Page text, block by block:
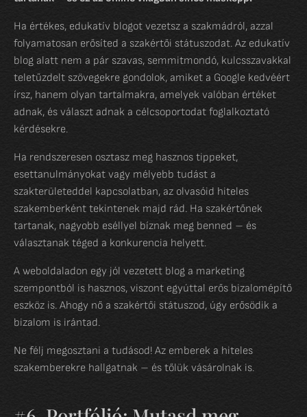
Ha értékes, edukatív blogot vezetsz a szakmádról, azzal
folyamatosan erősíted a szakértői státuszodat. Az edukatív
blog alatt nem a pár szavas, semmitmondó, kulcsszavakkal
teletűzdelt szövegekre gondolok, amiket a Google kedvéért
írsz, hanem olyan tartalmakra, amelyek valóban értéket
adnak, és választ adnak a célcsoportodat foglalkoztató
kérdésekre.
Ha rendszeresen osztasz meg hasznos tippeket,
esettanulmányokat vagy mélyebb tudást a
szakterületeddel kapcsolatban, az olvasóid hiteles
szakemberként tekintenek majd rád. Ha szakértőnek
tartanak, nagyobb eséllyel bíznak meg benned – és
választanak téged a konkurencia helyett.
A weboldaladon egy jól vezetett blog a marketing
szempontból is hasznos, viszont egyúttal erős bizalomépítő
eszköz is. Ahogy nő a szakértői státuszod, úgy erősödik a
bizalom is irántad.
Ne félj megosztani a tudásod! Az emberek a hiteles
szakemberekre hallgatnak – és tőlük vásárolnak is.